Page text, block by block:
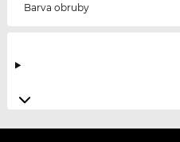
Barva obruby